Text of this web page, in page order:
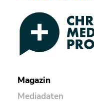
Magazin
Mediadaten